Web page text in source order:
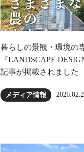
暮らしの景観・環境の
『LANDSCAPE
記事が掲載されました
メディア情報